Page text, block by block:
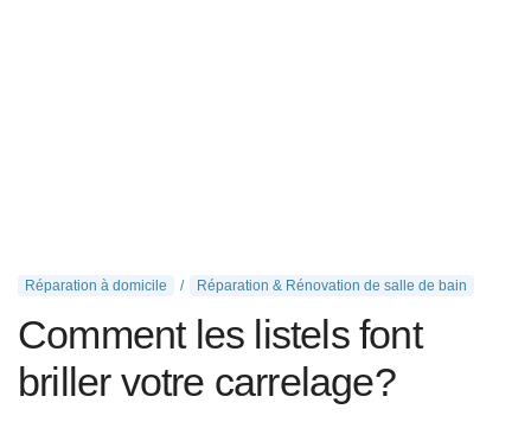
Réparation à domicile Réparation & Rénovation de salle de bain
Comment les listels font
briller votre carrelage?